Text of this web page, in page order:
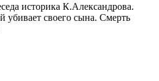
историка К.Александрова.
убивает своего сына. Смерть